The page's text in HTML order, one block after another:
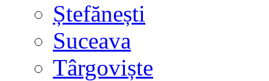
Ștefănești
Suceava
Târgoviște